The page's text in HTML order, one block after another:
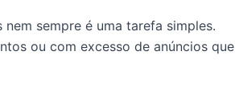
sempre é uma tarefa simples.
ou com excesso de anúncios que